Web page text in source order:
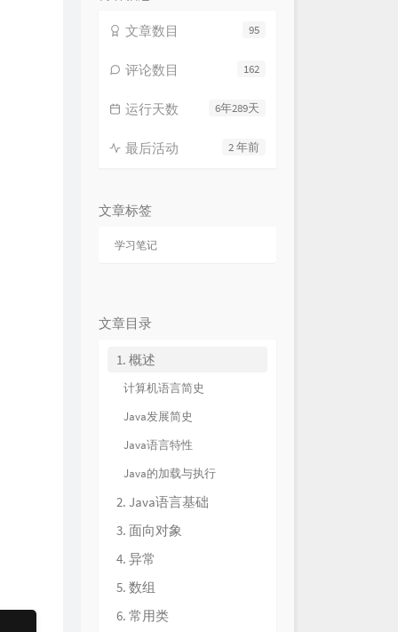
95
文章数目
162
评论数目
6年289天
运行天数
2 年前
最后活动
文章标签
学习笔记
文章目录
1. 概述
计算机语言简史
Java发展简史
Java语言特性
Java的加载与执行
2. Java语言基础
3. 面向对象
4. 异常
5. 数组
6. 常用类